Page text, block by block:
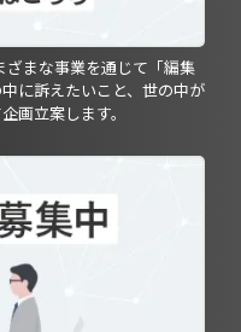
まな事業を通じて「編集
に訴えたいこと、世の中が
画立案します。